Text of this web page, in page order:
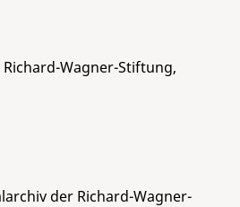
Wagner-Stiftung,
der Richard-Wagner-